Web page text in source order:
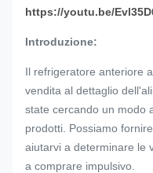
https://youtu.be/
Introduzione:
Il refrigeratore anteriore
vendita al dettaglio
state cercando un modo
prodotti. Possiamo
aiutarvi a determinare le
a comprare impulsivo.